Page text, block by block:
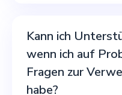
Kann ich
wenn ich auf
Fragen zur
habe?